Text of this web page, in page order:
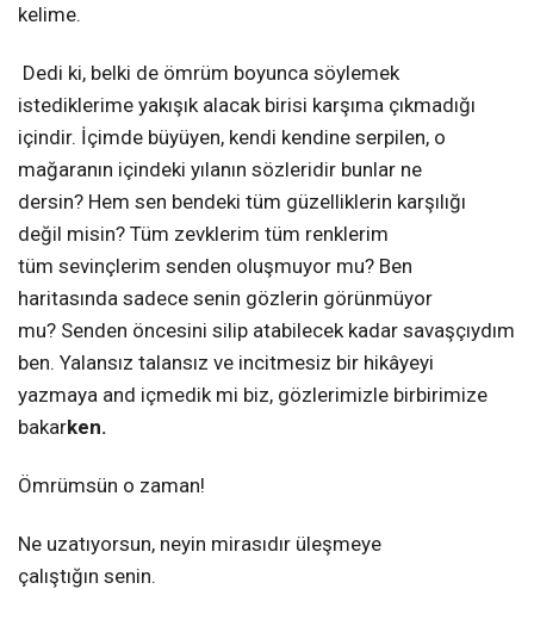
kelime.
Dedi ki, belki de ömrüm boyunca söylemek
istediklerime yakışık alacak birisi karşıma çıkmadığı
içindir. İçimde büyüyen, kendi kendine serpilen, o
mağaranın içindeki yılanın sözleridir bunlar ne
dersin? Hem sen bendeki tüm güzelliklerin karşılığı
değil misin? Tüm zevklerim tüm renklerim
tüm sevinçlerim senden oluşmuyor mu? Ben
haritasında sadece senin gözlerin görünmüyor
mu? Senden öncesini silip atabilecek kadar savaşçıydım
ben. Yalansız talansız ve incitmesiz bir hikâyeyi
yazmaya and içmedik mi biz, gözlerimizle birbirimize
bakarken.
Ömrümsün o zaman!
Ne uzatıyorsun, neyin mirasıdır üleşmeye
çalıştığın senin.